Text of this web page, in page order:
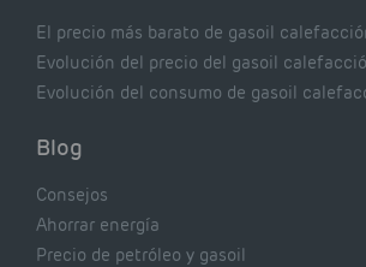
El precio más barato de gasoil
Evolución del precio del gasoil
Evolución del consumo de gasoil
Blog
Consejos
Ahorrar energía
Precio de petróleo y gasoil